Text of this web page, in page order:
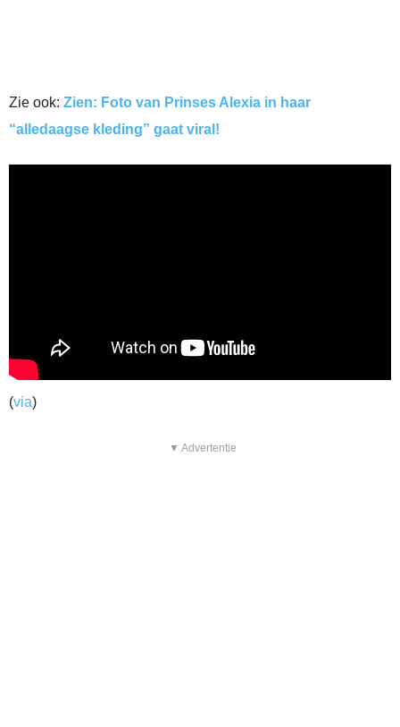
Zie ook: Zien: Foto van Prinses Alexia in haar
“alledaagse kleding” gaat viral!
(via)
▼ Advertentie